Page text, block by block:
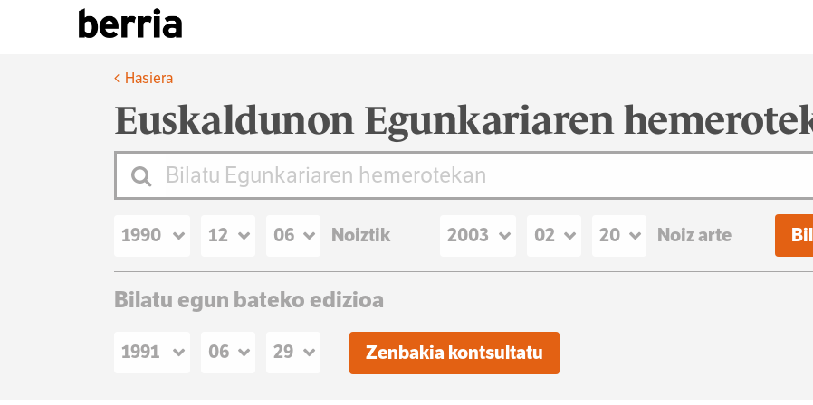
Hasiera
Euskaldunon Egunkariaren
Noiztik Noiz arte
Bilatu egun bateko edizioa